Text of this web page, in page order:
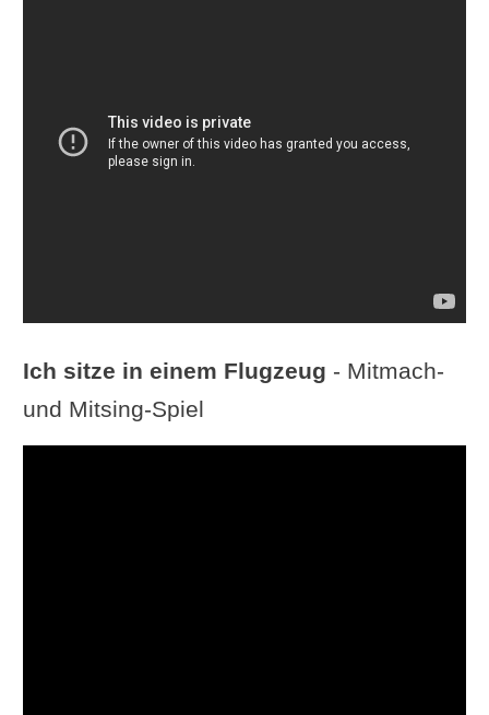
Ich sitze in einem Flugzeug - Mitmach-
und Mitsing-Spiel